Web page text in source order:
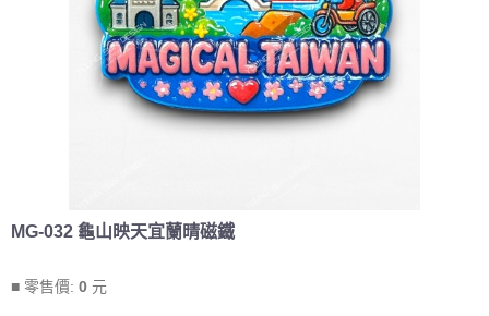
MG-032 龜山映天宜蘭晴磁鐵
■ 零售價: 0 元